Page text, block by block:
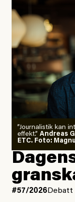
”Journalistik kan
effekt.” Andreas
ETC. Foto:
#57/2026 Debatt